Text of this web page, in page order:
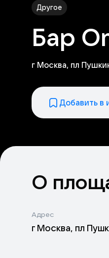
Другое
Бар
г Москва, пл
Добавить в
О
Адрес
г Москва, пл